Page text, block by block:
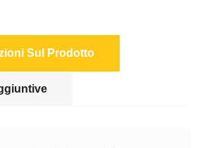
Sul Prodotto